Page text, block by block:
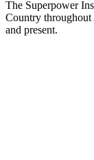
The Superpower
Country throughout
and present.​​​​‌ ‍ ​‍​‍‌‍ ‌ ​‍‌‍‍‌‌‍‌ ‌‍‍‌‌‍ ‍​‍​‍​ ‍‍​‍​‍‌ ​ ‌‍​‌‌‍ ‍‌‍‍‌‌ ‌​‌ ‍‌​‍ ‍‌‍‍‌‌‍ ​‍​‍​‍ ​​‍​‍‌‍‍​‌ ​‍‌‍‌‌‌‍‌‍​‍​‍​ ‍‍​‍​‍‌‍‍​‌ ‌​‌ ‌​‌ ​​​ ‍‍​‍ ​‍ ‌‍ ​‌‍ ‌‍​ ‌‍​‌‌‍ ​‌‍‍​‌‍ ‌ ​ ‌ ‌​​ ‍‍​ ​ ​ ​ ​ ​ ​ ​ ​‍ ‌‍‍‌‌‍ ‍‌ ‌​‌‍‌‌‌‍ ‍‌ ‌​​‍ ‌‍‌‌‌‍‌​‌‍‍‌‌ ‌​​‍ ‌‍ ‌‌‍ ‌‍‌​‌‍‌‌​ ‌‌ ​​‌ ​‍‌‍‌‌‌ ​ ‌‍‌‌‌‍ ‍‌ ‌​‌‍​‌‌ ‌​‌‍‍‌‌‍ ‌‍ ‍​ ‍ ‌‍‍‌‌‍‌​​ ‌​ ​‍​ ‌‍​ ‌‌​ ‌‍​ ​​‌‍‌‌​ ‍​​ ​​​‍ ‌​ ‌ ​ ‌​​ ‌‍​ ‌‌​‍ ‌​ ‌​​ ‍​​ ​ ​ ‍‌​‍ ‌​ ‍​​ ‌‍​ ​‍​ ‍‌​‍ ‌​ ‌‌​ ‌‌​ ‌ ​ ​‍‌‍‌‍​ ‍​​ ​‍​ ‍‌​ ‌‌​ ‍​​ ​​‌‍‌‌​ ‍ ‌ ‌​‌ ‍‌‌ ​​‌‍‌‌​ ‌‌ ​ ‌‍‌‌‌ ‌​‌ ‌​‌‍‍‌‌‍ ‍‌‍‌ ‌ ​ ​ ‍ ‌ ​​‌‍​‌‌ ‌​‌‍‍​​ ‌‌‍​‌‌‍​ ‌‍‍ ‌‍ ‍‌‍ ‌ ‌ ‌‍ ​‌‍‌‌‌‍‌​‌‍‌ ‌‍‌‌‌‍ ‌‌‍‌‌‌‍ ‍‌ ‌​​ ‌‍​‍‌‍​‌‌ ​ ‌‍‌‌‌‌‌‌‌ ​‍‌‍ ​​ ‌‌‍‍​‌ ‌​‌ ‌​‌ ​​​‍‌‌​ ​ ‌​​‌​‍‌‌​ ​‍‌​‌‍​‍‌‌​ ​‍‌​‌‍‌‍ ​‌‍ ‌‍​ ‌‍​‌‌‍ ​‌‍‍​‌‍ ‌ ​ ‌ ‌​​‍‌‌​ ​ ‌​​‌​ ​ ​ ​ ​ ​ ​ ​ ​‍‌‍‌‍‍‌‌‍‌​​ ‌​ ​‍​ ‌‍​ ‌‌​ ‌‍​ ​​‌‍‌‌​ ‍​​ ​​​‍ ‌​ ‌ ​ ‌​​ ‌‍​ ‌‌​‍ ‌​ ‌​​ ‍​​ ​ ​ ‍‌​‍ ‌​ ‍​​ ‌‍​ ​‍​ ‍‌​‍ ‌​ ‌‌​ ‌‌​ ‌ ​ ​‍‌‍‌‍​ ‍​​ ​‍​ ‍‌​ ‌‌​ ‍​​ ​​‌‍‌‌​‍‌‍‌ ‌​‌ ‍‌‌ ​​‌‍‌‌​ ‌‌ ​ ‌‍‌‌‌ ‌​‌ ‌​‌‍‍‌‌‍ ‍‌‍‌ ‌ ​ ​‍‌‍‌ ​​‌‍​‌‌ ‌​‌‍‍​​ ‌‌‍​‌‌‍​ ‌‍‍ ‌‍ ‍‌‍ ‌ ‌ ‌‍ ​‌‍‌‌‌‍‌​‌‍‌ ‌‍‌‌‌‍ ‌‌‍‌‌‌‍ ‍‌ ‌​​‍‌‍‌ ​​‌‍‌‌‌ ​‍‌ ​ ‌ ​​‌‍‌‌‌‍​ ‌ ‌​‌‍‍‌‌ ‌‍‌‍‌‌​ ‌‌ ​​‌ ‌‌‌‍​‍‌‍ ​‌‍‍‌‌ ​ ‌‍‍​‌‍‌‌‌‍‌​​‍​‍‌ ‌